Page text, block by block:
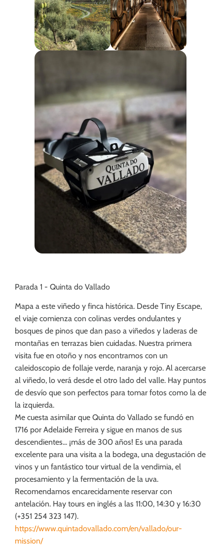
Parada 1 - Quinta do Vallado
Mapa a este viñedo y finca histórica. Desde Tiny Escape,
el viaje comienza con colinas verdes ondulantes y
bosques de pinos que dan paso a viñedos y laderas de
montañas en terrazas bien cuidadas. Nuestra primera
visita fue en otoño y nos encontramos con un
caleidoscopio de follaje verde, naranja y rojo. Al acercarse
al viñedo, lo verá desde el otro lado del valle. Hay puntos
de desvío que son perfectos para tomar fotos como la de
la izquierda.
Me cuesta asimilar que Quinta do Vallado se fundó en
1716 por Adelaide Ferreira y sigue en manos de sus
descendientes... ¡más de 300 años! Es una parada
excelente para una visita a la bodega, una degustación de
vinos y un fantástico tour virtual de la vendimia, el
procesamiento y la fermentación de la uva.
Recomendamos encarecidamente reservar con
antelación. Hay tours en inglés a las 11:00, 14:30 y 16:30
(+351 254 323 147).
https://www.quintadovallado.com/en/vallado/our-
mission/